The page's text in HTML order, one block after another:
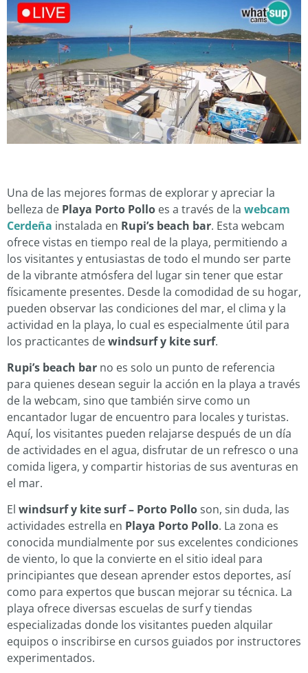
Una de las mejores formas de explorar y apreciar la
belleza de Playa Porto Pollo es a través de la webcam
Cerdeña instalada en Rupi’s beach bar. Esta webcam
ofrece vistas en tiempo real de la playa, permitiendo a
los visitantes y entusiastas de todo el mundo ser parte
de la vibrante atmósfera del lugar sin tener que estar
físicamente presentes. Desde la comodidad de su hogar,
pueden observar las condiciones del mar, el clima y la
actividad en la playa, lo cual es especialmente útil para
los practicantes dewindsurf y kite surf.
Rupi’s beach bar no es solo un punto de referencia
para quienes desean seguir la acción en la playa a través
de la webcam, sino que también sirve como un
encantador lugar de encuentro para locales y turistas.
Aquí, los visitantes pueden relajarse después de un día
de actividades en el agua, disfrutar de un refresco o una
comida ligera, y compartir historias de sus aventuras en
el mar.
El windsurf y kite surf – Porto Polloson, sin duda, las
actividades estrella en Playa Porto Pollo. La zona es
conocida mundialmente por sus excelentes condiciones
de viento, lo que la convierte en el sitio ideal para
principiantes que desean aprender estos deportes, así
como para expertos que buscan mejorar su técnica. La
playa ofrece diversas escuelas de surf y tiendas
especializadas donde los visitantes pueden alquilar
equipos o inscribirse en cursos guiados por instructores
experimentados.